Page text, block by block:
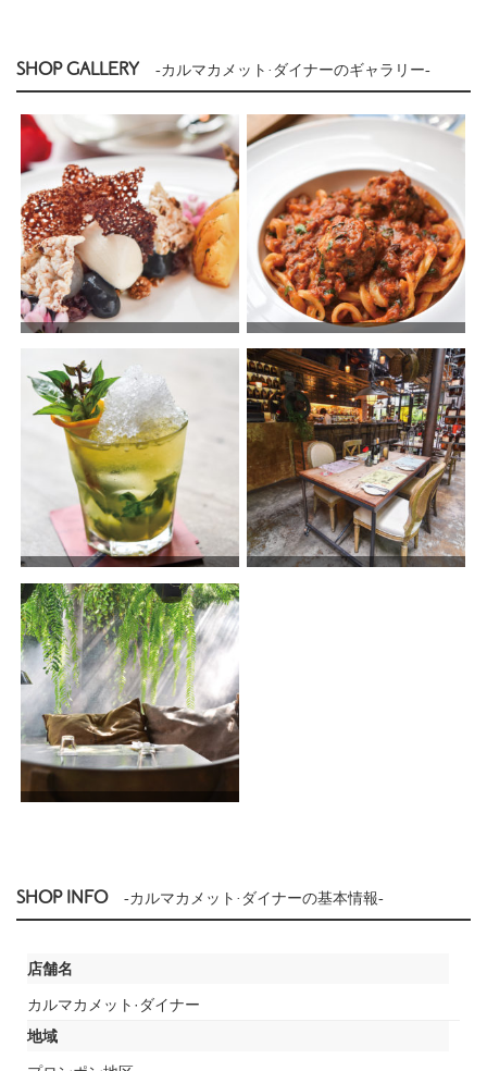
SHOP GALLERY -カルマカメット·ダイナーのギャラリー-
SHOP INFO -カルマカメット·ダイナーの基本情報-
店舗名
カルマカメット·ダイナー
地域